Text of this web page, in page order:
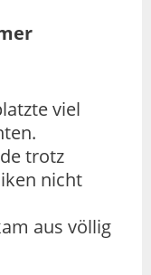
viel
trotz
nicht
aus völlig